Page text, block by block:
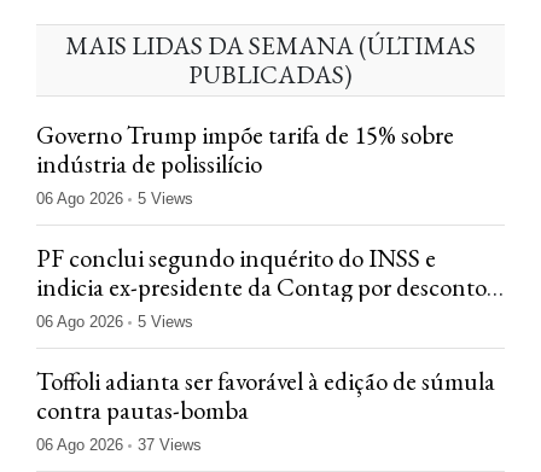
MAIS LIDAS DA SEMANA (ÚLTIMAS
PUBLICADAS)
Governo Trump impõe tarifa de 15% sobre
indústria de polissilício
06 Ago 2026 5 Views
PF conclui segundo inquérito do INSS e
indicia ex-presidente da Contag por descontos
indevidos
06 Ago 2026 5 Views
Toffoli adianta ser favorável à edição de súmula
contra pautas-bomba
06 Ago 2026 37 Views